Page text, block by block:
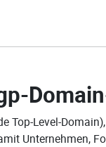
Top-Level-
Unternehmen,